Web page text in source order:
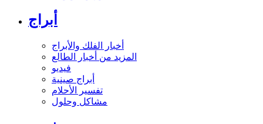
أبراج
أخبار الفلك والأبراج
المزيد من أخبار الطالع
فيديو
أبراج صينية
تفسير الأحلام
مشاكل وحلول